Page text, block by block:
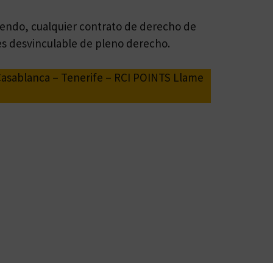
cualquier contrato de derecho de
desvinculable de pleno derecho.
– Tenerife – RCI POINTS Llame